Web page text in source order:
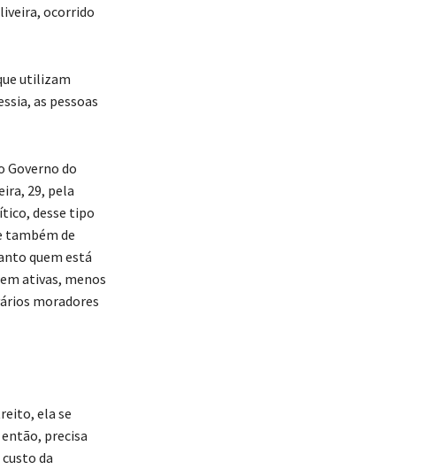
ocorrido
utilizam
as pessoas
Governo do
29, pela
desse tipo
também de
quem está
ativas, menos
moradores
ela se
precisa
da